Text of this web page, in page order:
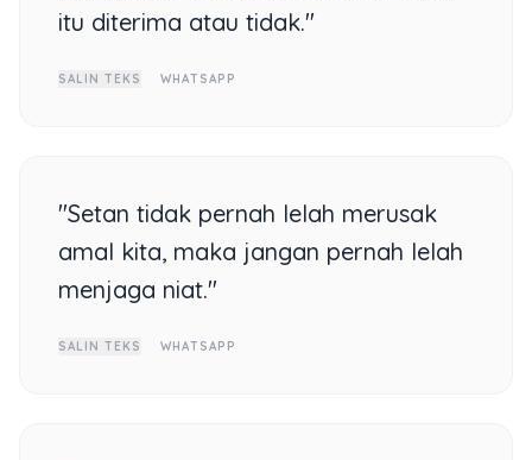
itu diterima atau tidak."
SALIN TEKS WHATSAPP
"Setan tidak pernah lelah merusak
amal kita, maka jangan pernah lelah
menjaga niat."
SALIN TEKS WHATSAPP